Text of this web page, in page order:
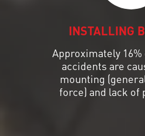
INSTALLING
Approximately
accidents are
mounting
force) and lack of